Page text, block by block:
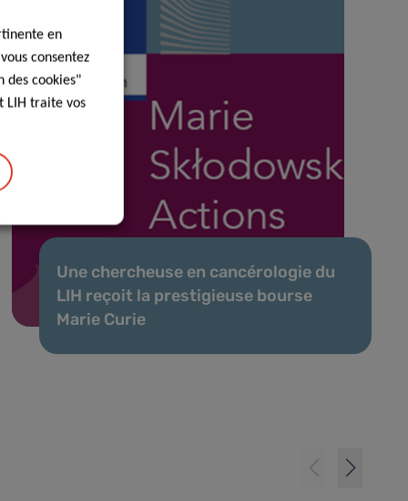
Une chercheuse en cancérologie du
LIH reçoit la prestigieuse bourse
Marie Curie
en
consentez
des cookies"
LIH traite vos